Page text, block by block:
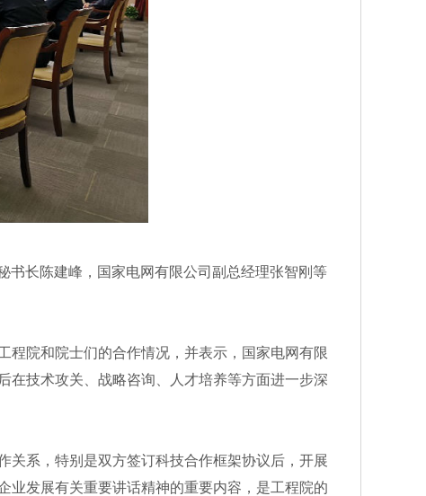
长陈建峰，国家电网有限公司副总经理张智刚等
院和院士们的合作情况，并表示，国家电网有限
在技术攻关、战略咨询、人才培养等方面进一步深
系，特别是双方签订科技合作框架协议后，开展
业发展有关重要讲话精神的重要内容，是工程院的